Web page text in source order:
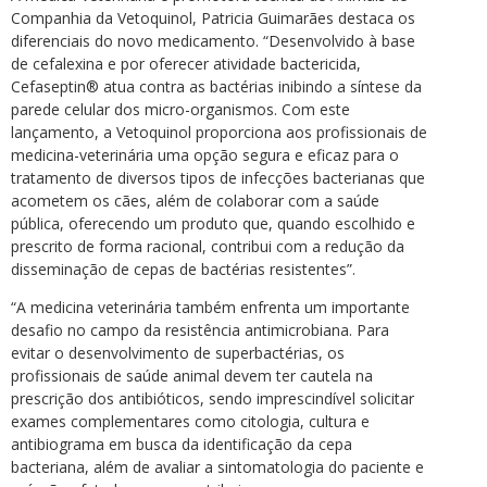
Companhia da Vetoquinol, Patricia Guimarães destaca os
diferenciais do novo medicamento. “Desenvolvido à base
de cefalexina e por oferecer atividade bactericida,
Cefaseptin® atua contra as bactérias inibindo a síntese da
parede celular dos micro-organismos. Com este
lançamento, a Vetoquinol proporciona aos profissionais de
medicina-veterinária uma opção segura e eficaz para o
tratamento de diversos tipos de infecções bacterianas que
acometem os cães, além de colaborar com a saúde
pública, oferecendo um produto que, quando escolhido e
prescrito de forma racional, contribui com a redução da
disseminação de cepas de bactérias resistentes”.
“A medicina veterinária também enfrenta um importante
desafio no campo da resistência antimicrobiana. Para
evitar o desenvolvimento de superbactérias, os
profissionais de saúde animal devem ter cautela na
prescrição dos antibióticos, sendo imprescindível solicitar
exames complementares como citologia, cultura e
antibiograma em busca da identificação da cepa
bacteriana, além de avaliar a sintomatologia do paciente e